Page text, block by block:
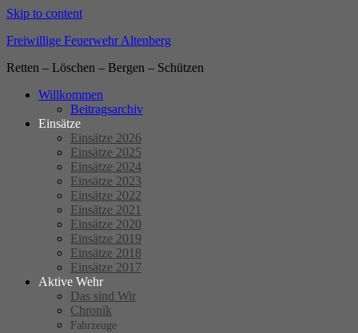
Skip to content
Freiwillige Feuerwehr Altenberg
Retten – Löschen – Bergen – Schützen
Willkommen
Beitragsarchiv
Einsätze
Einsätze 2026
Einsätze 2025
Einsätze 2024
Einsätze 2023
Einsätze 2022
Einsätze 2021
Einsätze 2020
Einsätze 2019
Einsätze 2018
Einsätze 2017
Aktive Wehr
Das sind Wir
Chronik
Fahrzeuge